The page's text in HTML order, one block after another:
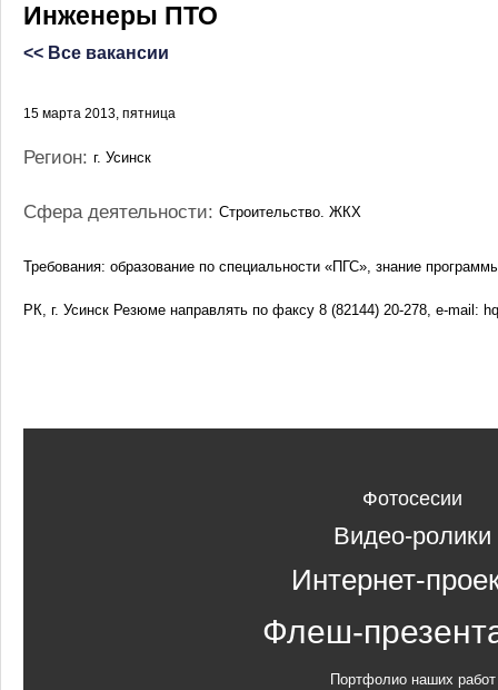
Инженеры ПТО
<< Все вакансии
15 марта 2013, пятница
Регион: г. Усинск
Сфера деятельности: Строительство. ЖКХ
Требования: образование по специальности «ПГС», знание
РК, г. Усинск Резюме направлять по факсу 8 (82144) 20-278, e-mail:
Фотосесии
Видео-ролики
Интернет-
Флеш-
Портфолио наших работ